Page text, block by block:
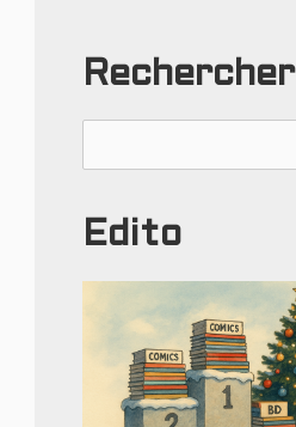
Rechercher
Edito